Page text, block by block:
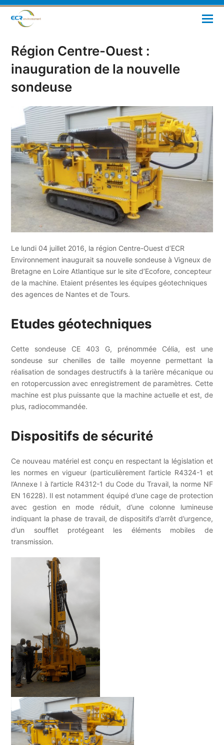
Région Centre-Ouest :
inauguration de la nouvelle
sondeuse
Le lundi 04 juillet 2016, la région Centre-Ouest d’ECR
Environnement inaugurait sa nouvelle sondeuse à Vigneux de
Bretagne en Loire Atlantique sur le site d’Ecofore, concepteur
de la machine. Etaient présentes les équipes géotechniques
des agences de Nantes et de Tours.
Etudes géotechniques
Cette sondeuse CE 403 G, prénommée Célia, est une
sondeuse sur chenilles de taille moyenne permettant la
réalisation de sondages destructifs à la tarière mécanique ou
en rotopercussion avec enregistrement de paramètres. Cette
machine est plus puissante que la machine actuelle et est, de
plus, radiocommandée.
Dispositifs de sécurité
Ce nouveau matériel est conçu en respectant la législation et
les normes en vigueur (particulièrement l’article R4324-1 et
l’Annexe I à l’article R4312-1 du Code du Travail, la norme NF
EN 16228). Il est notamment équipé d’une cage de protection
avec gestion en mode réduit, d’une colonne lumineuse
indiquant la phase de travail, de dispositifs d’arrêt d’urgence,
d’un soufflet protégeant les éléments mobiles de
transmission.